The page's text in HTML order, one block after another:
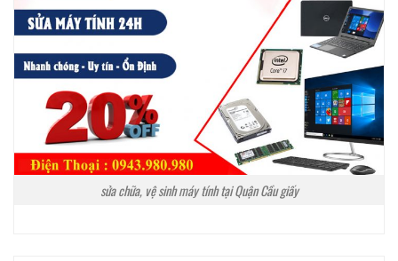
sửa chữa, vệ sinh máy tính tại Quận Cầu giấy